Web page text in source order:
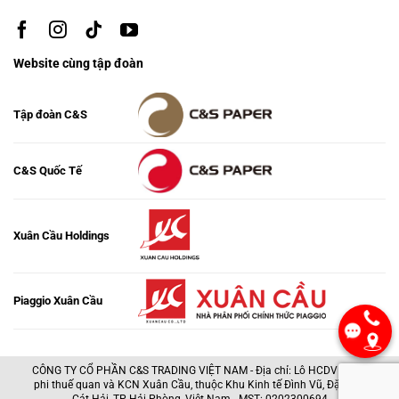
Website cùng tập đoàn
Tập đoàn C&S
C&S Quốc Tế
Xuân Cầu Holdings
Piaggio Xuân Cầu
CÔNG TY CỔ PHẦN C&S TRADING VIỆT NAM - Địa chỉ: Lô HCDV1, Khu
phi thuế quan và KCN Xuân Cầu, thuộc Khu Kinh tế Đình Vũ, Đặc khu